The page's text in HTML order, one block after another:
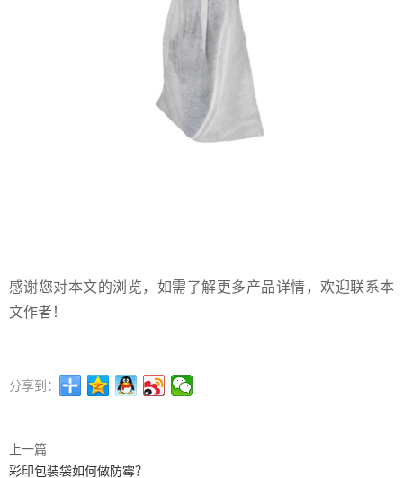
感谢您对本文的浏览，如需了解更多产品详情，欢迎联系本
文作者！
分享到：
上一篇
彩印包装袋如何做防霉？